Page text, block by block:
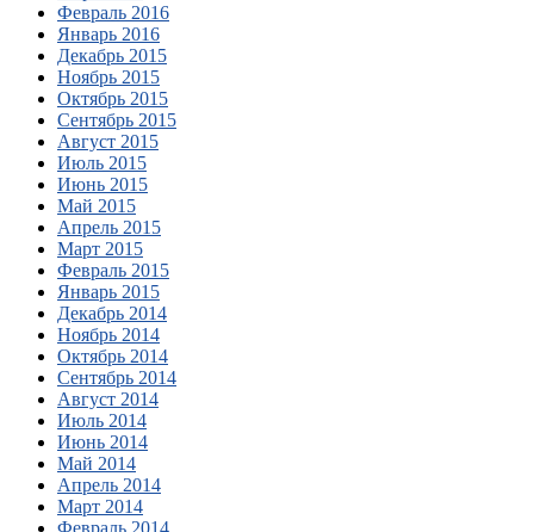
Февраль 2016
Январь 2016
Декабрь 2015
Ноябрь 2015
Октябрь 2015
Сентябрь 2015
Август 2015
Июль 2015
Июнь 2015
Май 2015
Апрель 2015
Март 2015
Февраль 2015
Январь 2015
Декабрь 2014
Ноябрь 2014
Октябрь 2014
Сентябрь 2014
Август 2014
Июль 2014
Июнь 2014
Май 2014
Апрель 2014
Март 2014
Февраль 2014